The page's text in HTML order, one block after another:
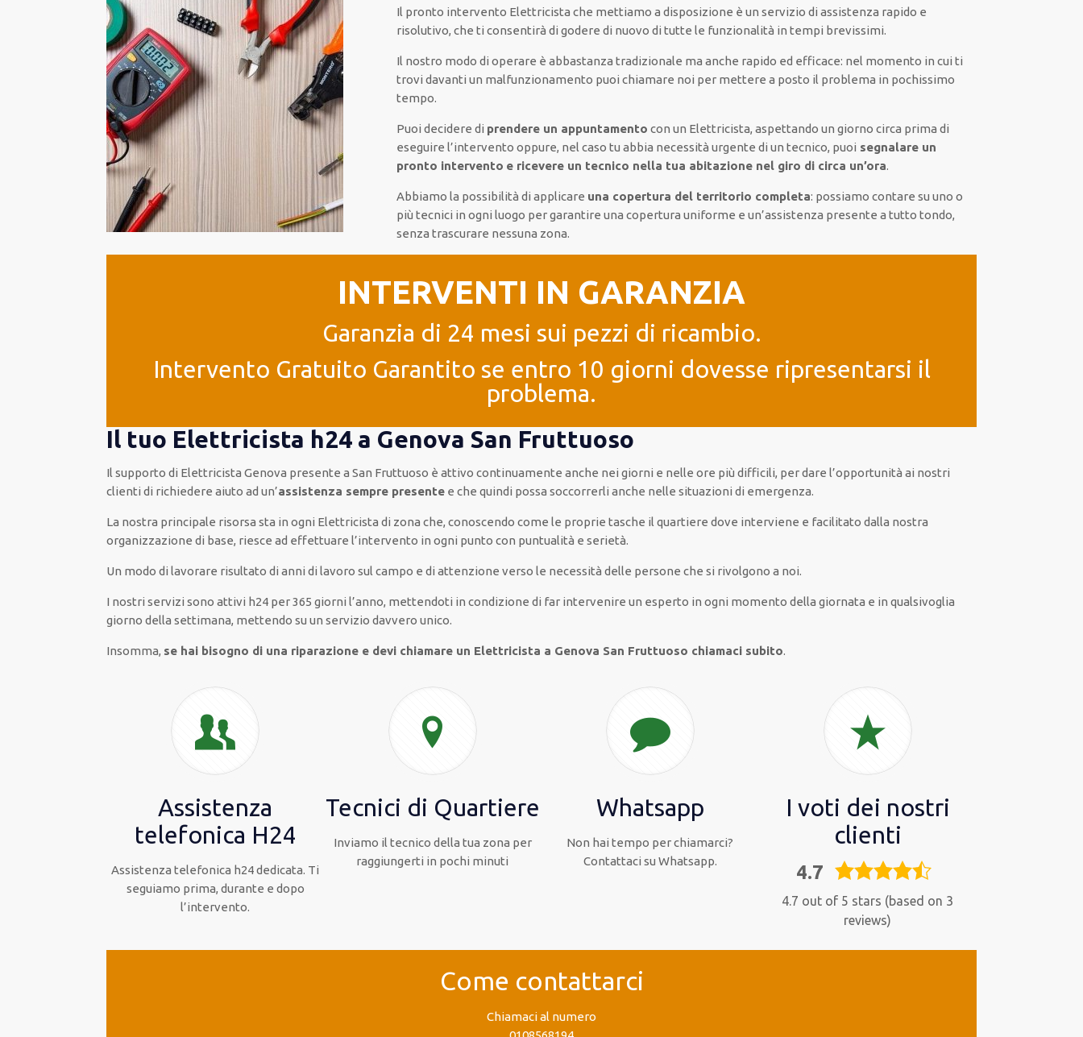
Il pronto intervento Elettricista che mettiamo a disposizione è un servizio di assistenza rapido e
risolutivo, che ti consentirà di godere di nuovo di tutte le funzionalità in tempi brevissimi.
Il nostro modo di operare è abbastanza tradizionale ma anche rapido ed efficace: nel momento in cui ti
trovi davanti un malfunzionamento puoi chiamare noi per mettere a posto il problema in pochissimo
tempo.
Puoi decidere di prendereun appuntamento con un Elettricista, aspettando un giorno circa prima di
eseguire l’intervento oppure, nel caso tu abbia necessità urgente di un tecnico, puoi segnalareun
pronto intervento e ricevere un tecnico nella tua abitazione nel giro di circa un’ora.
Abbiamo la possibilità di applicare una copertura del territorio completa: possiamo contare su uno o
più tecnici in ogni luogo pergarantire una copertura uniforme e un’assistenza presente a tutto tondo,
senza trascurare nessuna zona.
INTERVENTI IN GARANZIA
Garanzia di 24 mesi sui pezzi di ricambio.
Intervento Gratuito Garantito se entro 10 giorni dovesse ripresentarsi il
problema.
Il tuo Elettricista h24 a Genova San Fruttuoso
Il supporto di Elettricista Genova presente a San Fruttuoso èattivo continuamente anche nei giorni e nelle ore piùdifficili, perdare l’opportunità ai nostri
clienti di richiedere aiuto ad un’assistenza sempre presente e chequindi possa soccorrerli anche nelle situazioni di emergenza.
La nostra principale risorsa sta in ogni Elettricista di zona che, conoscendo come le proprie tasche il quartiere dove interviene e facilitato dalla nostra
organizzazione di base, riesce ad effettuare l’intervento in ogni punto con puntualità e serietà.
Un modo di lavorare risultato di anni di lavoro sul campo e di attenzione verso le necessitàdelle persone che si rivolgono a noi.
I nostri servizi sono attivi h24 per365 giorni l’anno, mettendoti in condizione di far intervenire un esperto inogni momento della giornata e inqualsivoglia
giorno della settimana, mettendo su un serviziodavvero unico.
Insomma, se hai bisogno di una riparazione e devi chiamare un Elettricista a Genova San Fruttuoso chiamaci subito.
Assistenza
telefonica H24
Assistenza telefonica h24 dedicata. Ti
seguiamo prima, durante e dopo
l’intervento.
Tecnici di Quartiere
Inviamo il tecnico della tua zona per
raggiungerti in pochi minuti
Whatsapp
Non hai tempo per chiamarci?
Contattaci su Whatsapp.
I voti dei nostri
clienti
4.7
4,7
4.7 out of 5 stars (based on 3
reviews)
Come contattarci
Chiamaci al numero